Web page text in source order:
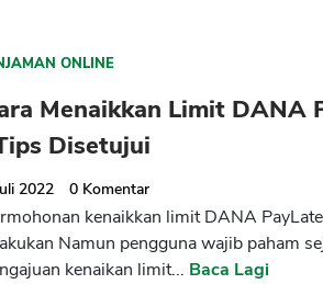
ONLINE
Menaikkan Limit DANA
Disetujui
2022 0 Komentar
kenaikkan limit DANA
Namun pengguna wajib paham
kenaikan limit... Baca Lagi